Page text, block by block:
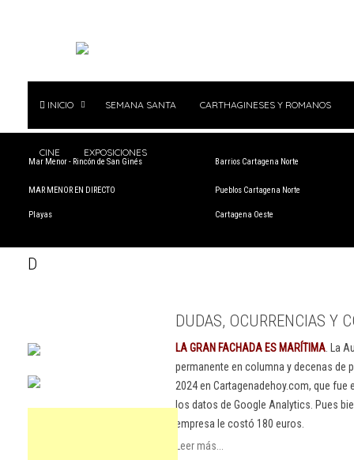
INICIO SEMANA SANTA CARTHAGINESES Y ROMANOS
CINE EXPOSICIONES
Mar Menor - Rincón de San Ginés
MAR MENOR EN DIRECTO
Playas
Barrios Cartagena Norte
Pueblos Cartagena Norte
Cartagena Oeste
D
DUDAS, OCURRENCIAS Y
LA GRAN FACHADA ES MARÍTIMA . La
permanente en columna y decenas
2024 en Cartagenadehoy.com, que
los datos de Google Analytics. Pues
empresa le costó 180 euros.
Leer más...